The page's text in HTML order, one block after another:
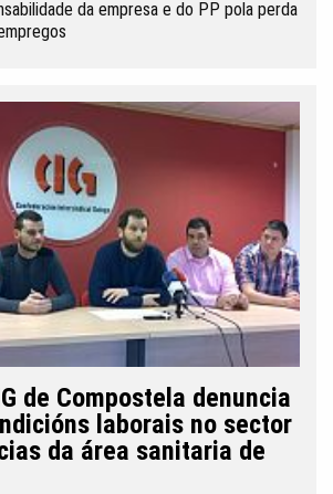
da empresa e do PP pola perda
de Compostela denuncia
laborais no sector
da área sanitaria de